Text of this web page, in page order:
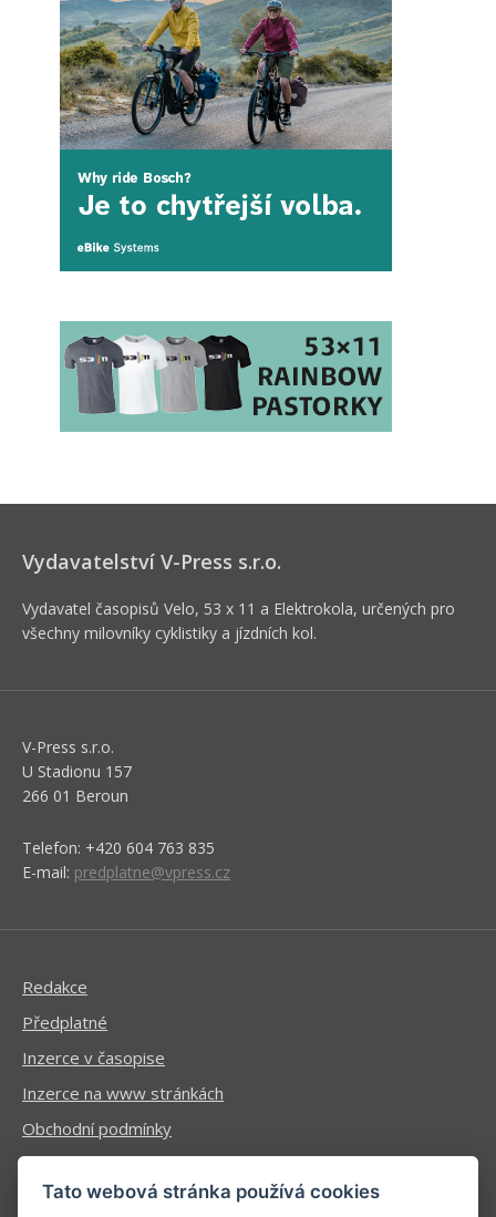
Vydavatelství V-Press s.r.o.
Vydavatel časopisů Velo, 53 x 11 a Elektrokola, určených pro
všechny milovníky cyklistiky a jízdních kol.
V-Press s.r.o.
U Stadionu 157
266 01 Beroun
Telefon: +420 604 763 835
E-mail: predplatne@vpress.cz
Redakce
Předplatné
Inzerce v časopise
Inzerce na www stránkách
Obchodní podmínky
Ochrana osobních údajů
Tato webová stránka používá cookies